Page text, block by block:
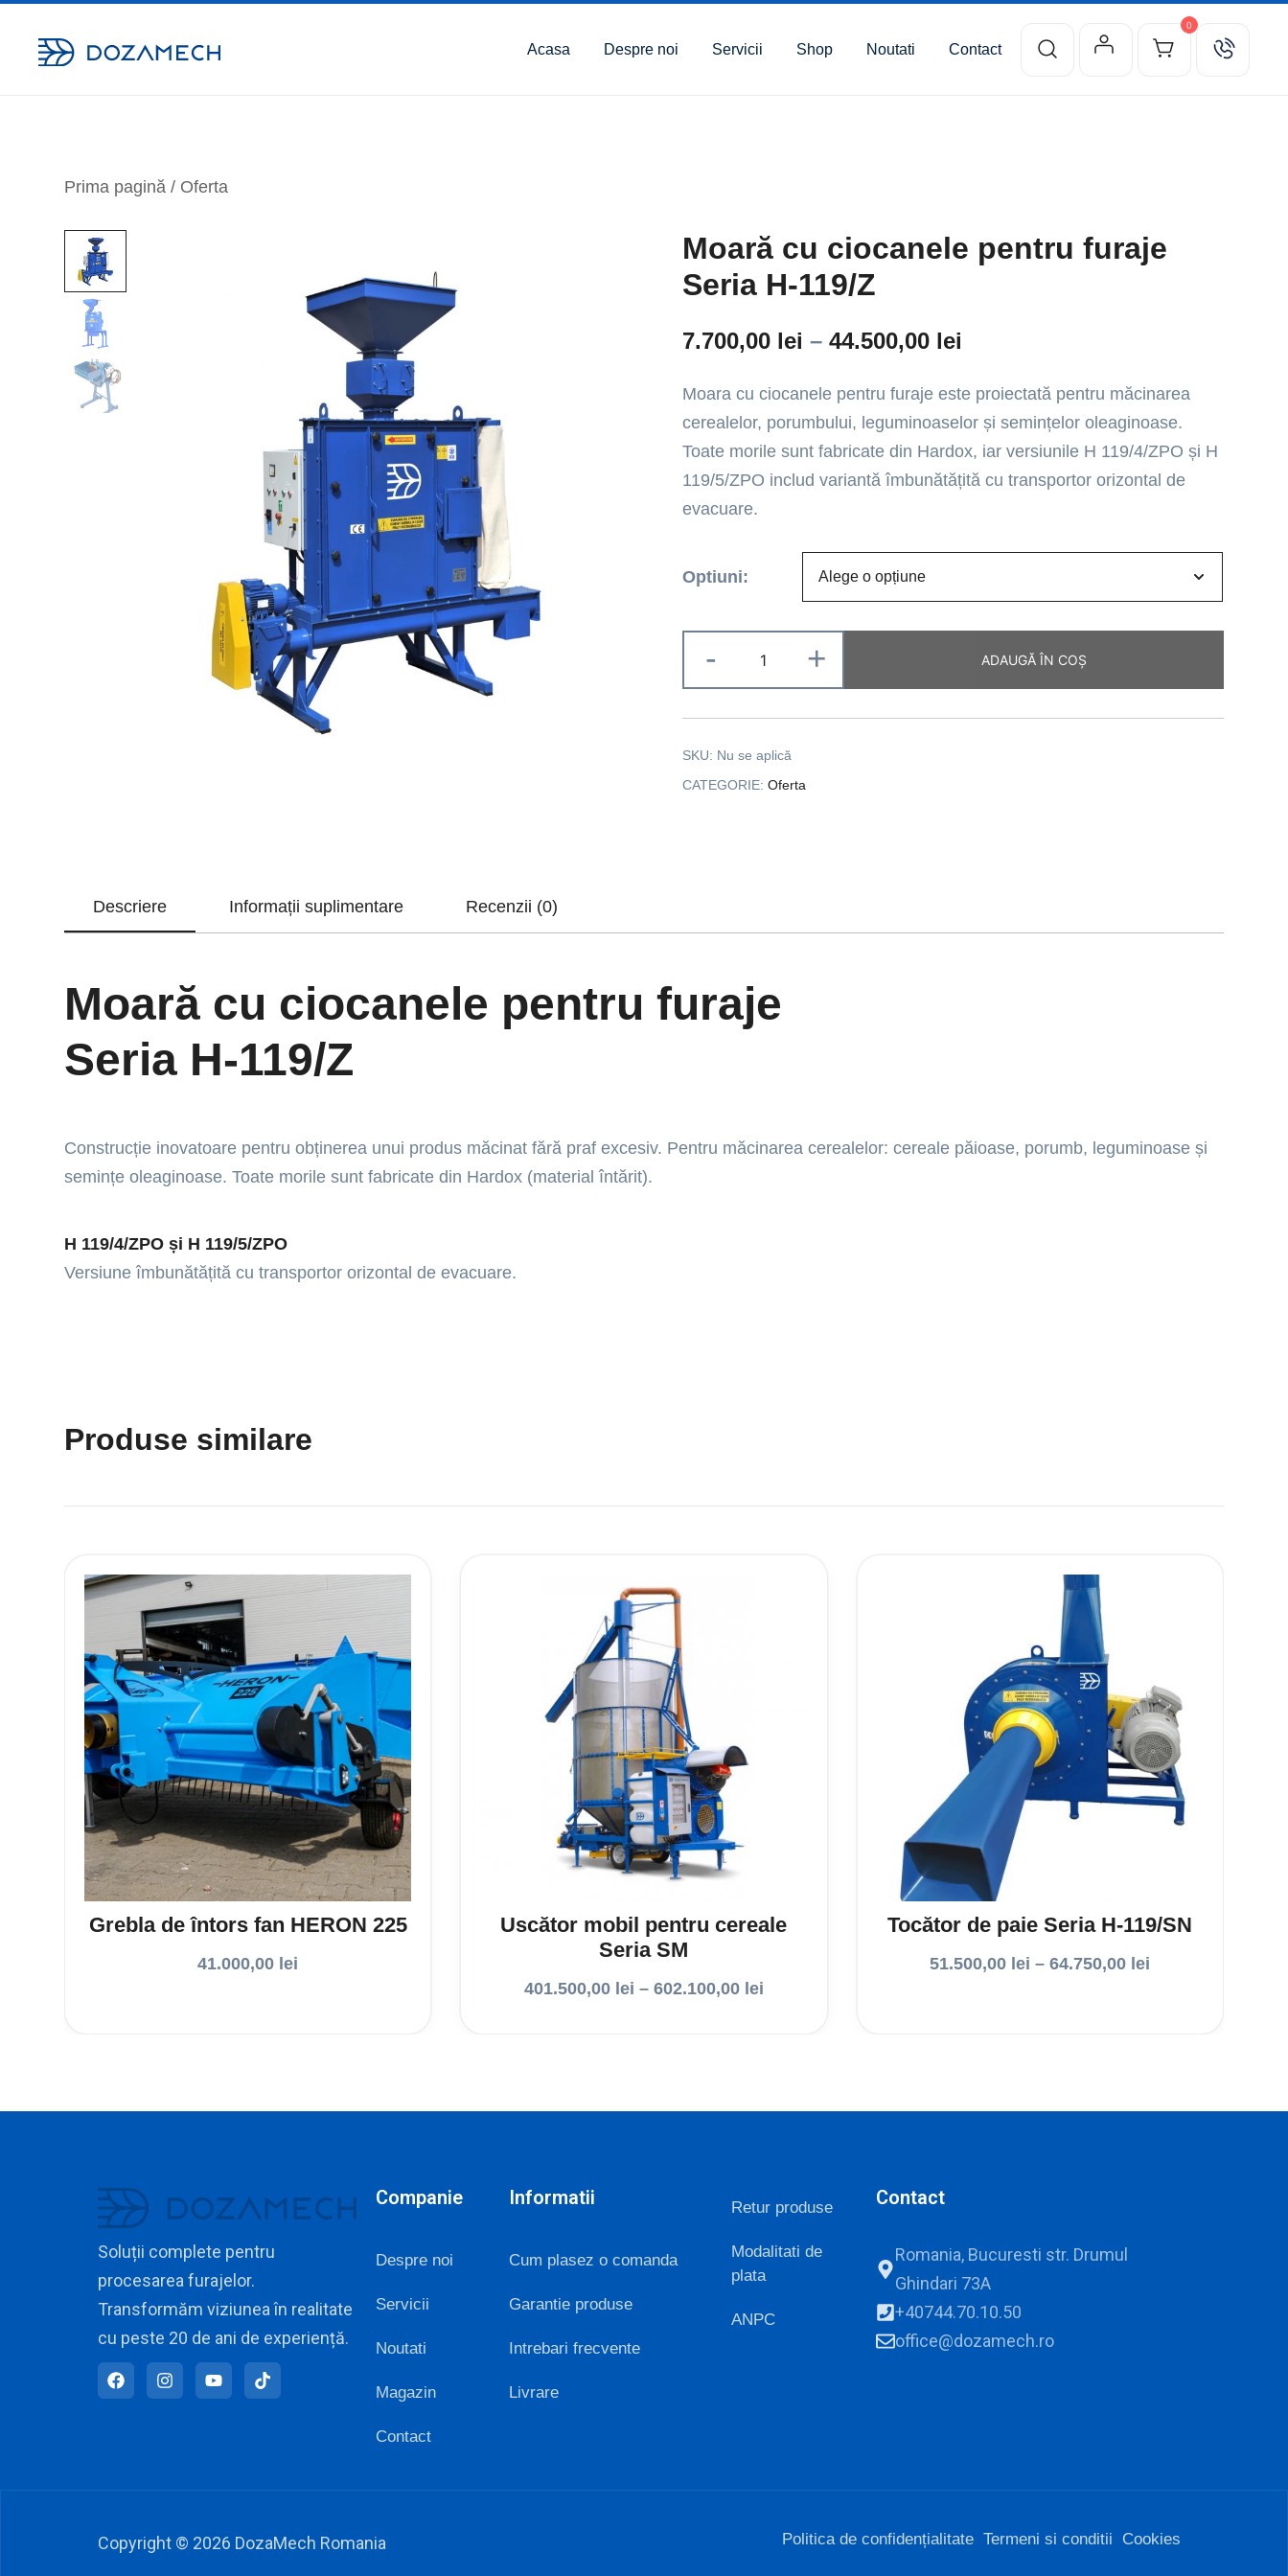
Acasa Despre noi Servicii Shop Noutati Contact
0
Prima pagină / Oferta
Moară cu ciocanele pentru furaje
Seria H-119/Z
7.700,00 lei – 44.500,00 lei
Moara cu ciocanele pentru furaje este proiectată pentru măcinarea
cerealelor, porumbului, leguminoaselor și semințelor oleaginoase.
Toate morile sunt fabricate din Hardox, iar versiunile H 119/4/ZPO și H
119/5/ZPO includ variantă îmbunătățită cu transportor orizontal de
evacuare.
Optiuni:
- + ADAUGĂ ÎN COȘ
SKU: Nu se aplică
CATEGORIE: Oferta
Descriere Informații suplimentare Recenzii (0)
Moară cu ciocanele pentru furaje
Seria H-119/Z
Construcție inovatoare pentru obținerea unui produs măcinat fără praf excesiv. Pentru măcinarea cerealelor: cereale păioase, porumb, leguminoase și
semințe oleaginoase. Toate morile sunt fabricate din Hardox (material întărit).
H 119/4/ZPO și H 119/5/ZPO
Versiune îmbunătățită cu transportor orizontal de evacuare.
Produse similare
Grebla de întors fan HERON 225
41.000,00 lei
Uscător mobil pentru cereale
Seria SM
401.500,00 lei – 602.100,00 lei
Tocător de paie Seria H-119/SN
51.500,00 lei – 64.750,00 lei
Soluții complete pentru
procesarea furajelor.
Transformăm viziunea în realitate
cu peste 20 de ani de experiență.
Companie
Despre noi
Servicii
Noutati
Magazin
Contact
Informatii
Cum plasez o comanda
Garantie produse
Intrebari frecvente
Livrare
Retur produse
Modalitati de
plata
ANPC
Contact
Romania, Bucuresti str. Drumul
Ghindari 73A
+40744.70.10.50
office@dozamech.ro
Copyright © 2026 DozaMech Romania Politica de confidențialitate Termeni si conditii Cookies